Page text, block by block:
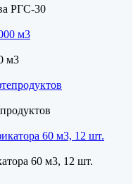
РГС-30
м3
60 м3, 12 шт.